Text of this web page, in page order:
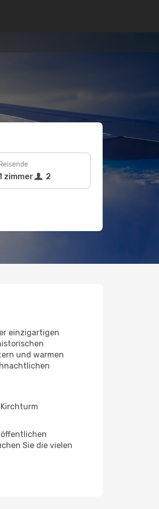
Reisende
zimmer 2
einzigartigen
und warmen
Sie die vielen